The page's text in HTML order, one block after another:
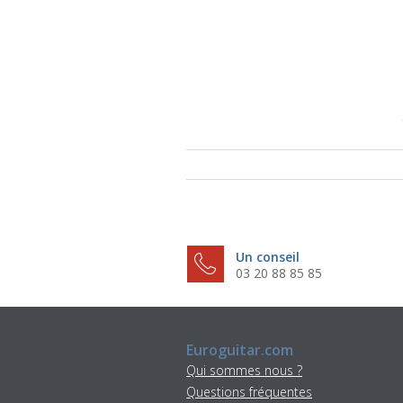
Un conseil
03 20 88 85 85
Euroguitar.com
Qui sommes nous ?
Questions fréquentes